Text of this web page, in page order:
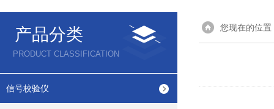
产品分类
PRODUCT CLASSIFICATION
信号校验仪
您现在的位置